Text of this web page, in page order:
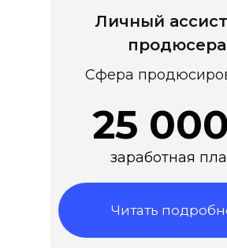
Личный
продюсера
Сфера
25
заработная
Читать